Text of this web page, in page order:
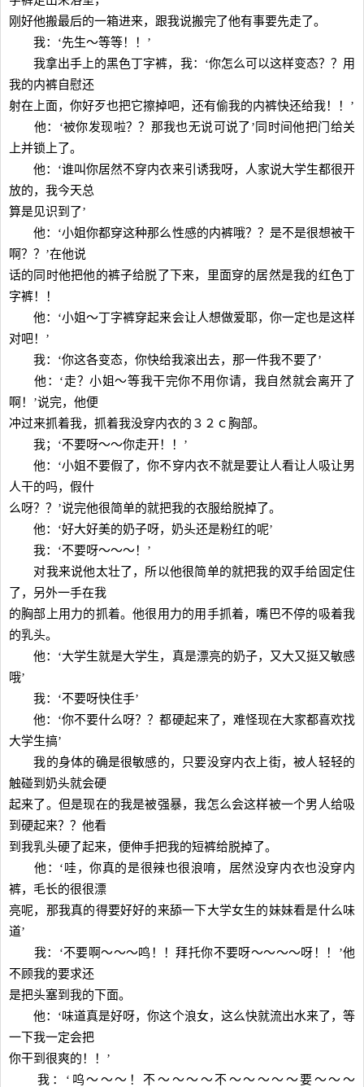
刚好他搬最后的一箱进来，跟我说搬完了他有事要先走了。
我：‘先生～等等！！’
我拿出手上的黑色丁字裤，我：‘你怎么可以这样变态？？用
我的内裤自慰还
射在上面，你好歹也把它擦掉吧，还有偷我的内裤快还给我！！’
他：‘被你发现啦？？那我也无说可说了’同时间他把门给关
上并锁上了。
他：‘谁叫你居然不穿内衣来引诱我呀，人家说大学生都很开
放的，我今天总
算是见识到了’
他：‘小姐你都穿这种那么性感的内裤哦？？是不是很想被干
啊？？’在他说
话的同时他把他的裤子给脱了下来，里面穿的居然是我的红色丁
字裤！！
他：‘小姐～丁字裤穿起来会让人想做爱耶，你一定也是这样
对吧！’
我：‘你这各变态，你快给我滚出去，那一件我不要了’
他：‘走？小姐～等我干完你不用你请，我自然就会离开了
啊！’说完，他便
冲过来抓着我，抓着我没穿内衣的３２ｃ胸部。
我；‘不要呀～～你走开！！’
他：‘小姐不要假了，你不穿内衣不就是要让人看让人吸让男
人干的吗，假什
么呀？？’说完他很简单的就把我的衣服给脱掉了。
他：‘好大好美的奶子呀，奶头还是粉红的呢’
我：‘不要呀～～～！’
对我来说他太壮了，所以他很简单的就把我的双手给固定住
了，另外一手在我
的胸部上用力的抓着。他很用力的用手抓着，嘴巴不停的吸着我
的乳头。
他：‘大学生就是大学生，真是漂亮的奶子，又大又挺又敏感
哦’
我：‘不要呀快住手’
他：‘你不要什么呀？？都硬起来了，难怪现在大家都喜欢找
大学生搞’
我的身体的确是很敏感的，只要没穿内衣上街，被人轻轻的
触碰到奶头就会硬
起来了。但是现在的我是被强暴，我怎么会这样被一个男人给吸
到硬起来？？他看
到我乳头硬了起来，便伸手把我的短裤给脱掉了。
他：‘哇，你真的是很辣也很浪唷，居然没穿内衣也没穿内
裤，毛长的很很漂
亮呢，那我真的得要好好的来舔一下大学女生的妹妹看是什么味
道’
我：‘不要啊～～～鸣！！拜托你不要呀～～～～呀！！’他
不顾我的要求还
是把头塞到我的下面。
他：‘味道真是好呀，你这个浪女，这么快就流出水来了，等
一下我一定会把
你干到很爽的！！’
我：‘呜～～～！不～～～～不～～～～～要～～～